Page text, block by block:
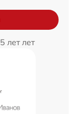
5 лет лет